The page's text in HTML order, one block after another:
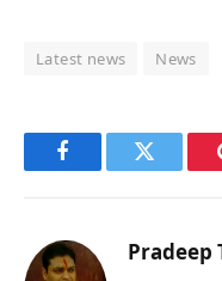
Latest news News
FacebookTwitter
Pradeep